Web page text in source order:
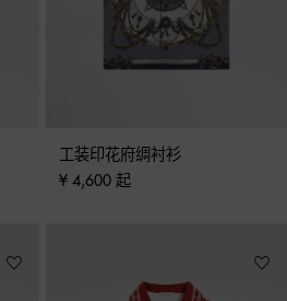
工装印花府绸衬衫
¥ 4,600 起